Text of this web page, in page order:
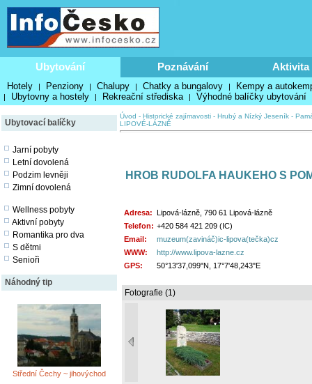
Ubytování Poznávání Aktivita
Hotely | Penziony | Chalupy | Chatky a bungalovy | Kempy a
| Ubytovny a hostely | Rekreační střediska | Výhodné balíčky ubytování
Ubytovací balíčky
Jarní pobyty
Letní dovolená
Podzim levněji
Zimní dovolená
Wellness pobyty
Aktivní pobyty
Romantika pro dva
S dětmi
Senioři
Náhodný tip
Střední Čechy ~ jihovýchod
Úvod - Historické zajímavosti - Hrubý a Nízký Jeseník -
LIPOVÉ-LÁZNĚ
HROB RUDOLFA HAUKEHO S
Adresa: Lipová-lázně, 790 61 Lipová-lázně
Telefon: +420 584 421 209 (IC)
Email:
muzeum(zavináč)ic-lipova(tečka)cz
WWW:
http://www.lipova-lazne.cz
GPS:
50°13'37,099"N, 17°7'48,243"E
Fotografie (1)